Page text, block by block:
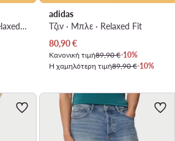
Τζιν · Σκούρο μπλε · Relaxed Fit
adidas
Τζιν · Μπλε · Relaxed Fit
Τρέχουσα τιμή
80,90€
Κανονική τιμή89,90 €-10%
Η χαμηλότερη τιμή89,90 €-10%